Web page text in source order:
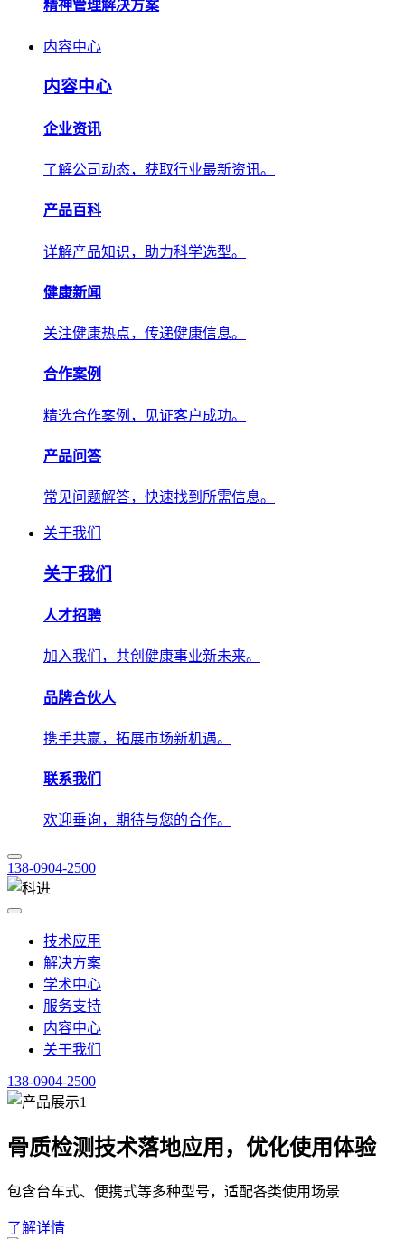
精神管理解决方案
内容中心
内容中心
企业资讯
了解公司动态，获取行业最新资讯。
产品百科
详解产品知识，助力科学选型。
健康新闻
关注健康热点，传递健康信息。
合作案例
精选合作案例，见证客户成功。
产品问答
常见问题解答，快速找到所需信息。
关于我们
关于我们
人才招聘
加入我们，共创健康事业新未来。
品牌合伙人
携手共赢，拓展市场新机遇。
联系我们
欢迎垂询，期待与您的合作。
138-0904-2500
技术应用
解决方案
学术中心
服务支持
内容中心
关于我们
138-0904-2500
骨质检测技术落地应用，优化使用体验
包含台车式、便携式等多种型号，适配各类使用场景
了解详情